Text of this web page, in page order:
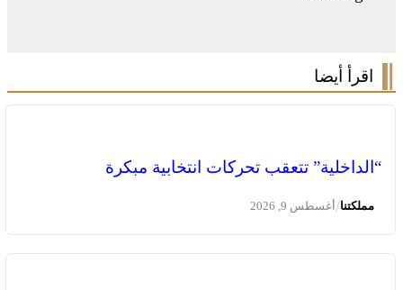
اقرأ أيضا
“الداخلية” تتعقب تحركات انتخابية مبكرة
مملكتنا/أغسطس 9, 2026